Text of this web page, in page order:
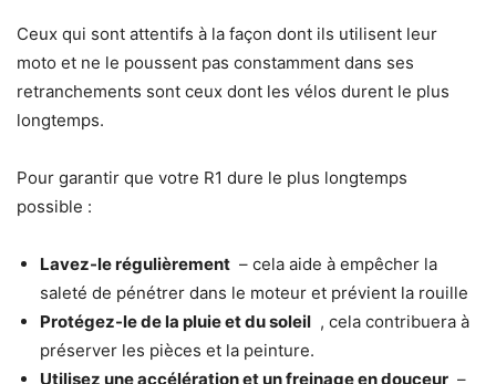
Ceux qui sont attentifs à la façon dont ils utilisent leur
moto et ne le poussent pas constamment dans ses
retranchements sont ceux dont les vélos durent le plus
longtemps.
Pour garantir que votre R1 dure le plus longtemps
possible :
Lavez-le régulièrement – ​​cela aide à empêcher la
saleté de pénétrer dans le moteur et prévient la rouille
Protégez-le de la pluie et du soleil , cela contribuera à
préserver les pièces et la peinture.
Utilisez une accélération et un freinage en douceur –